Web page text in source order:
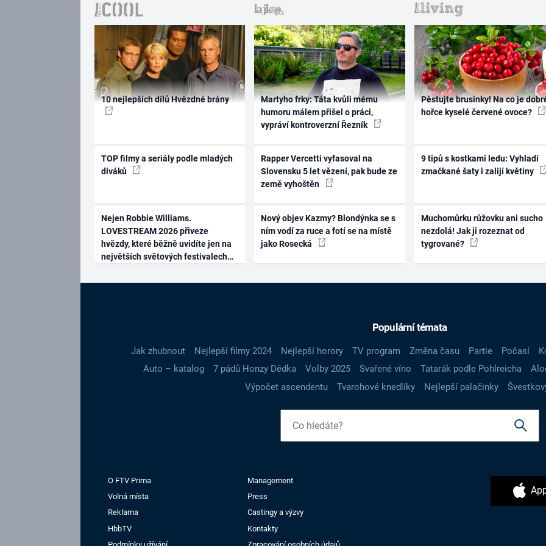
10 nejlepších dílů Hvězdné brány
TOP filmy a seriály podle mladých
diváků
Nejen Robbie Williams.
LOVESTREAM 2026 přiveze
hvězdy, které běžně uvidíte jen na
největších světových festivalech
Martyho frky: Táta kvůli mému
humoru málem přišel o práci,
vypráví kontroverzní Řezník
Rapper Vercetti vyfasoval na
Slovensku 5 let vězení, pak bude ze
země vyhoštěn
Nový objev Kazmy? Blondýnka se s
ním vodí za ruce a fotí se na místě
jako Rosecká
Pěstujte brusinky! Na co je
hořce kyselé červené ovoce?
9 tipů s kostkami ledu: Vyhladí
zmačkané šaty i zalijí květiny
Muchomůrku růžovku ani sucho
nezdolá! Jak ji rozeznat od
tygrované?
Populární témata
Jak zhubnout Nejlepší filmy 2024 Nejlepší horory TV program Změna času Partie Počasí
Auto – katalog
7 pádů Honzy Dědka Volby 2025 Svařené víno Tatarák podle Pohlreicha
Výpočet ascendentu
Tvarohové knedlíky Nejlepší palačinky
O FTV Prima
Management
Volná místa
Press
Reklama
Castingy a výzvy
HbbTV
Kontakty